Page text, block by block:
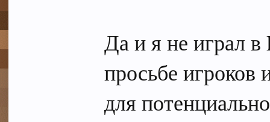
Да и я не играл в
просьбе игроков
для